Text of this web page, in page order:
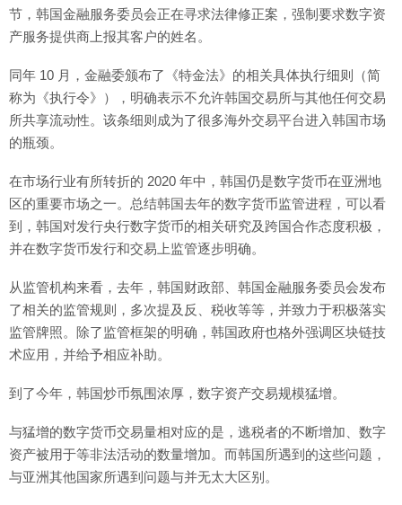
节，韩国金融服务委员会正在寻求法律修正案，强制要求数字资
产服务提供商上报其客户的姓名。
同年 10 月，金融委颁布了《特金法》的相关具体执行细则（简
称为《执行令》），明确表示不允许韩国交易所与其他任何交易
所共享流动性。该条细则成为了很多海外交易平台进入韩国市场
的瓶颈。
在市场行业有所转折的 2020 年中，韩国仍是数字货币在亚洲地
区的重要市场之一。总结韩国去年的数字货币监管进程，可以看
到，韩国对发行央行数字货币的相关研究及跨国合作态度积极，
并在数字货币发行和交易上监管逐步明确。
从监管机构来看，去年，韩国财政部、韩国金融服务委员会发布
了相关的监管规则，多次提及反、税收等等，并致力于积极落实
监管牌照。除了监管框架的明确，韩国政府也格外强调区块链技
术应用，并给予相应补助。
到了今年，韩国炒币氛围浓厚，数字资产交易规模猛增。
与猛增的数字货币交易量相对应的是，逃税者的不断增加、数字
资产被用于等非法活动的数量增加。而韩国所遇到的这些问题，
与亚洲其他国家所遇到问题与并无太大区别。